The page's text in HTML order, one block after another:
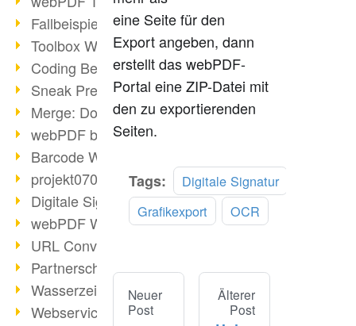
Fallbeispiel: Fusion von Archiven
Toolbox WebService Extraction
Coding Beispiel: Annotationen
Sneak Preview des webPDF Portals
Merge: Dokumente zusammenfügen
webPDF bei Infoniqa
Barcode Webservice
projekt0708 & webPDF
Digitale Signaturen - Teil 3
webPDF Webservices Signature
URL Converter mit wsclient
Partnerschaft mit d.vinci
Wasserzeichen per wsclient
Webservice via Ant-Task Bibliothek
eine Seite für den
Export angeben, dann
erstellt das webPDF-
Portal eine ZIP-Datei mit
den zu exportierenden
Seiten.
Tags:
Digitale Signatur
Grafikexport
OCR
Neuer
Post
Älterer
Post